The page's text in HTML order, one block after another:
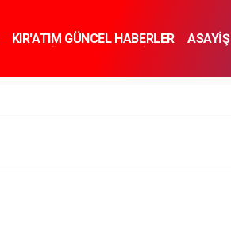
KIR'ATIM GÜNCEL HABERLER ASAYİŞ